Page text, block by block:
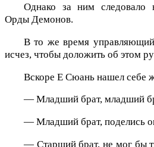
Однако за ним следовало
Орды Демонов.
В то же время
исчез, чтобы доложить об этом
Вскоре Е Сюань нашел себе
— Младший брат, младший
— Младший брат, поделись
— Старший брат, не мог бы